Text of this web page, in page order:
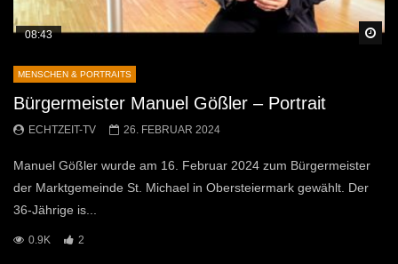
08:43
MENSCHEN & PORTRAITS
Bürgermeister Manuel Gößler – Portrait
ECHTZEIT-TV 26. FEBRUAR 2024
Manuel Gößler wurde am 16. Februar 2024 zum Bürgermeister
der Marktgemeinde St. Michael in Obersteiermark gewählt. Der
36-Jährige is...
0.9K 2